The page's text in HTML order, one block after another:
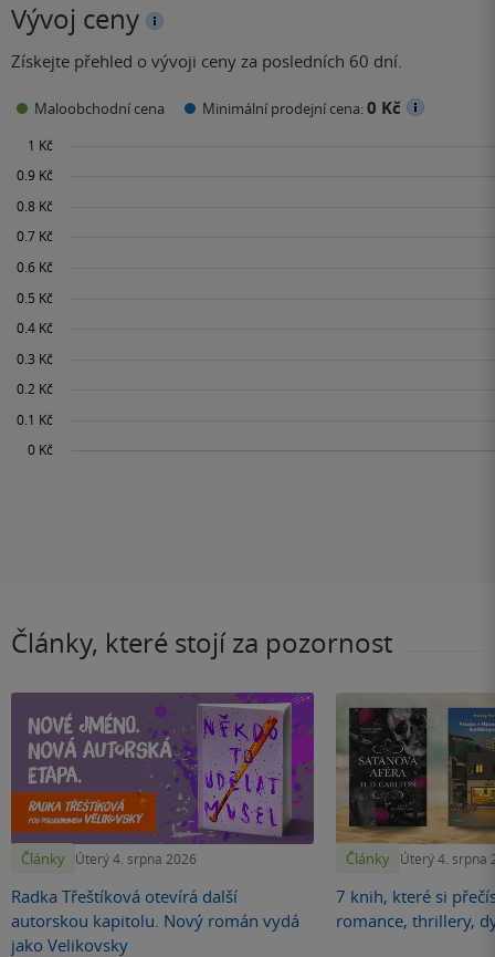
Vývoj ceny
Získejte přehled o vývoji ceny za posledních 60 dní.
Maloobchodní cena Minimální prodejní cena:0 Kč
Články, které stojí za pozornost
Články Úterý 4. srpna 2026
Radka Třeštíková otevírá další
autorskou kapitolu. Nový román vydá
jako Velikovsky
Články Úterý 4. srpna
7 knih, které si
romance, thrillery,